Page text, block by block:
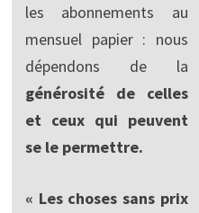
les abonnements au
mensuel papier : nous
dépendons de la
générosité de celles
et ceux qui peuvent
se le permettre.
« Les choses sans prix